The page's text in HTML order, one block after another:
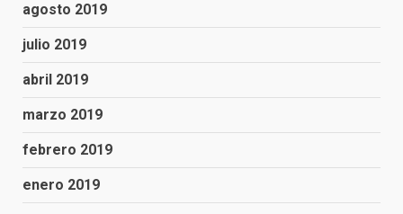
agosto 2019
julio 2019
abril 2019
marzo 2019
febrero 2019
enero 2019